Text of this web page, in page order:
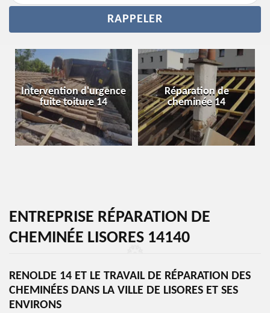
Intervention d'urgence
fuite toiture 14
Réparation de
cheminée 14
ENTREPRISE RÉPARATION DE
CHEMINÉE LISORES 14140
RENOLDE 14 ET LE TRAVAIL DE RÉPARATION DES
CHEMINÉES DANS LA VILLE DE LISORES ET SES
ENVIRONS